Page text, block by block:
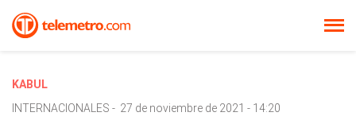
KABUL
INTERNACIONALES - 27 de noviembre de 2021 - 14:20